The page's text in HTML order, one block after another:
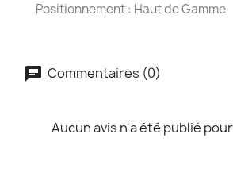
Positionnement : Haut de Gamme
Commentaires (0)
Aucun avis n'a été publié